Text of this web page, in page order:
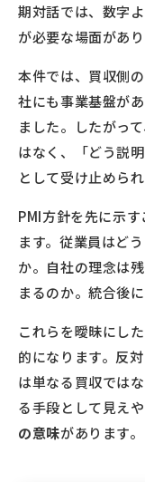
期対話では、数字
が必要な場面があり
本件では、買収側
社にも事業基盤が
ました。したがっ
はなく、「どう説
として受け止めら
PMI方針を先に示
ます。従業員はど
か。自社の理念は
まるのか。統合後
これらを曖昧にし
的になります。反
は単なる買収では
る手段として見え
の意味があります。